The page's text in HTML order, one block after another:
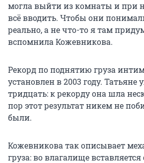
могла выйти из комнаты и при
всё вводить. Чтобы они
реально, а не что-то я там
вспомнила Кожевникова.
Рекорд по поднятию груза
установлен в 2003 году. Татьяне
тридцать: к рекорду она шла
пор этот результат никем не
были.
Кожевникова так описывает
груза: во влагалище